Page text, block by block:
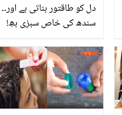
دل کو طاقتور بناتی ہے اور۔۔
سندھ کی خاص سبزی بھِ!
فائدے اور صاف کرنے کا
آسان طریقہ